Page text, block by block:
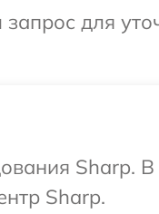
для
Sharp. В
Sharp.